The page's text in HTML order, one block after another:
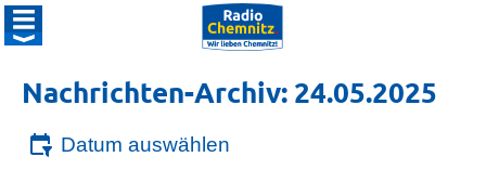
Nachrichten-Archiv: 24.05.2025
Datum auswählen